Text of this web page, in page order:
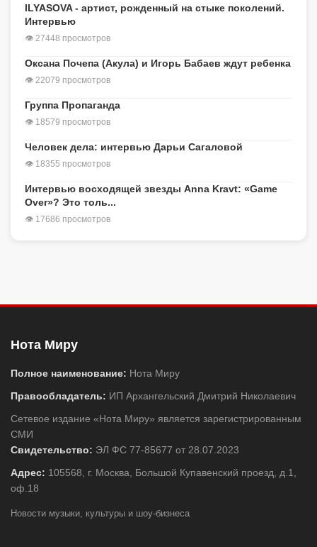
ILYASOVA - артист, рожденный на стыке поколений.
Интервью
👁 27448 просмотров
Оксана Почепа (Акула) и Игорь Бабаев ждут ребенка
👁 22079 просмотров
Группа Пропаганда
👁 18579 просмотров
Человек дела: интервью Дарьи Сагаловой
👁 18355 просмотров
Интервью восходящей звезды Anna Kravt: «Game
Over»? Это толь...
👁 17686 просмотров
Нота Миру
Полное наименование: Нота Миру
Правообладатель: ИП Архангельский Дмитрий Николаевич
Сетевое издание «Нота Миру» является зарегистрированным
СМИ
Свидетельство: ЭЛ ФС 77-85677 от 28.07.2023
Адрес: 105568, г. Москва, Большой Купавенский проезд, д.1,
оф.18
Новости музыки, культуры и шоу-бизнеса